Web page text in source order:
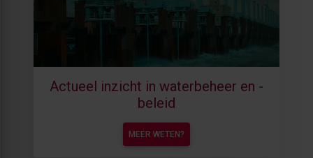
Actueel inzicht in waterbeheer en -
beleid
MEER WETEN?